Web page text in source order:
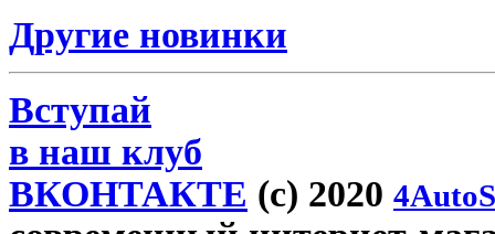
Другие новинки
Вступай
в наш клуб
ВКОНТАКТЕ (c) 2020